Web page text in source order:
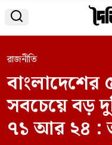

রাজনীতি
বাংলাদেশের
সবচেয়ে বড়
৭১ আর ২৪ :